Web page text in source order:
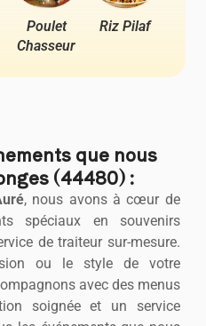
Poulet
Chasseur
Riz Pilaf
que nous
(44480) :
, nous avons à cœur de
spéciaux en souvenirs
de traiteur sur-mesure.
ou le style de votre
avec des menus
soignée et un service